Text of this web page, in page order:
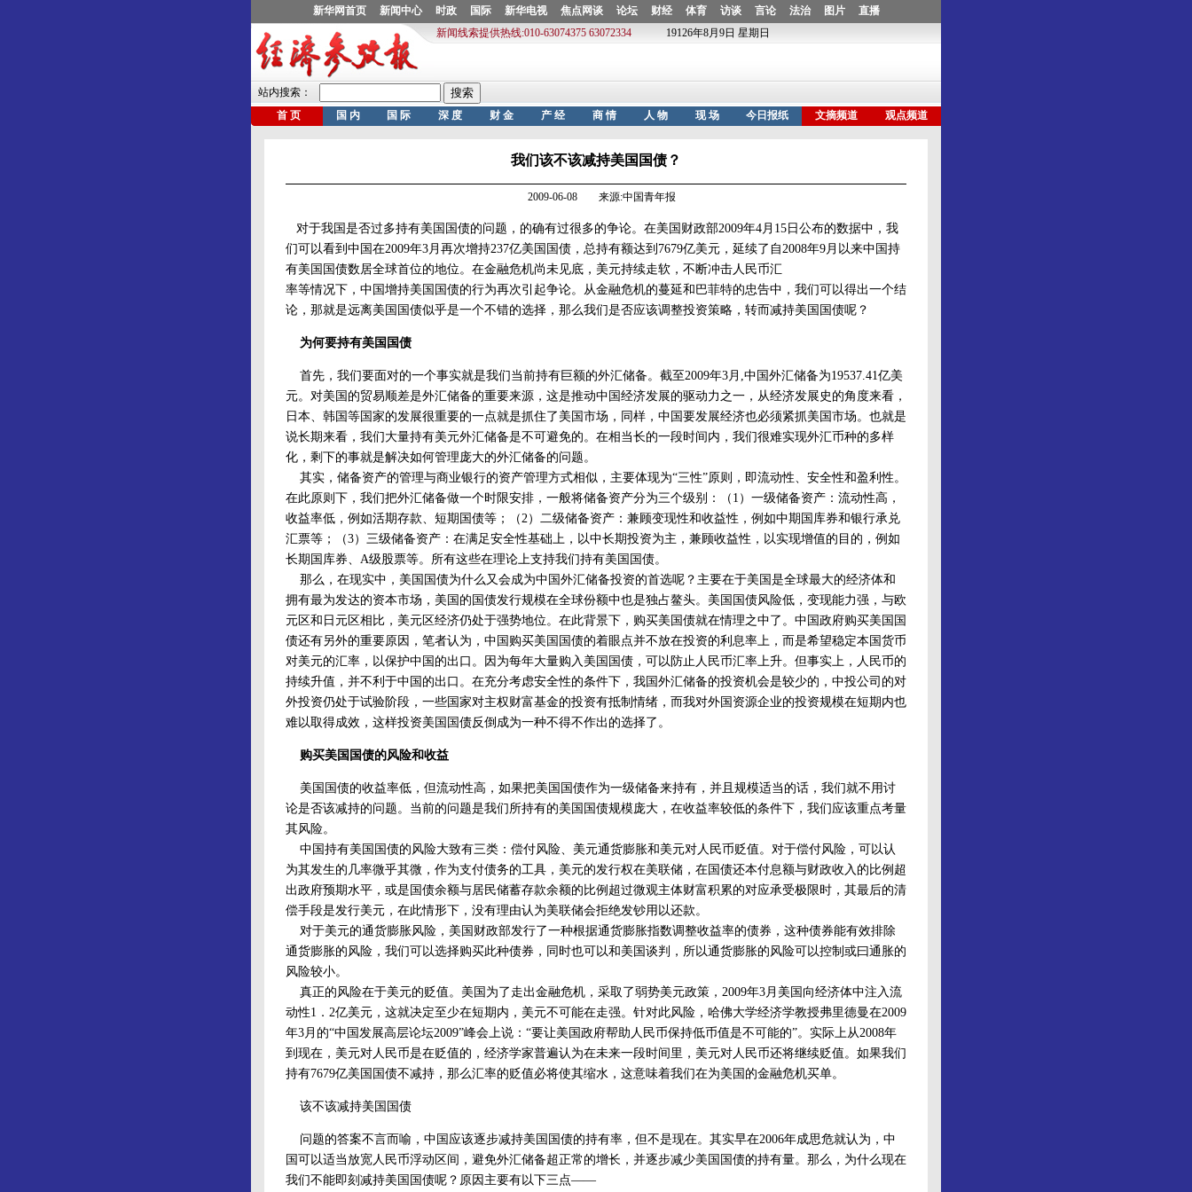
我们该不该减持美国国债？
2009-06-08 来源:中国青年报
对于我国是否过多持有美国国债的问题，的确有过很多的争论。在美国财政部2009年4月15日公布的数据中，我
们可以看到中国在2009年3月再次增持237亿美国国债，总持有额达到7679亿美元，延续了自2008年9月以来中国持
有美国国债数居全球首位的地位。在金融危机尚未见底，美元持续走软，不断冲击人民币汇
率等情况下，中国增持美国国债的行为再次引起争论。从金融危机的蔓延和巴菲特的忠告中，我们可以得出一个结
论，那就是远离美国国债似乎是一个不错的选择，那么我们是否应该调整投资策略，转而减持美国国债呢？
为何要持有美国国债
首先，我们要面对的一个事实就是我们当前持有巨额的外汇储备。截至2009年3月,中国外汇储备为19537.41亿美
元。对美国的贸易顺差是外汇储备的重要来源，这是推动中国经济发展的驱动力之一，从经济发展史的角度来看，
日本、韩国等国家的发展很重要的一点就是抓住了美国市场，同样，中国要发展经济也必须紧抓美国市场。也就是
说长期来看，我们大量持有美元外汇储备是不可避免的。在相当长的一段时间内，我们很难实现外汇币种的多样
化，剩下的事就是解决如何管理庞大的外汇储备的问题。
其实，储备资产的管理与商业银行的资产管理方式相似，主要体现为“三性”原则，即流动性、安全性和盈利性。
在此原则下，我们把外汇储备做一个时限安排，一般将储备资产分为三个级别：（1）一级储备资产：流动性高，
收益率低，例如活期存款、短期国债等；（2）二级储备资产：兼顾变现性和收益性，例如中期国库券和银行承兑
汇票等；（3）三级储备资产：在满足安全性基础上，以中长期投资为主，兼顾收益性，以实现增值的目的，例如
长期国库券、A级股票等。所有这些在理论上支持我们持有美国国债。
那么，在现实中，美国国债为什么又会成为中国外汇储备投资的首选呢？主要在于美国是全球最大的经济体和
拥有最为发达的资本市场，美国的国债发行规模在全球份额中也是独占鳌头。美国国债风险低，变现能力强，与欧
元区和日元区相比，美元区经济仍处于强势地位。在此背景下，购买美国债就在情理之中了。中国政府购买美国国
债还有另外的重要原因，笔者认为，中国购买美国国债的着眼点并不放在投资的利息率上，而是希望稳定本国货币
对美元的汇率，以保护中国的出口。因为每年大量购入美国国债，可以防止人民币汇率上升。但事实上，人民币的
持续升值，并不利于中国的出口。在充分考虑安全性的条件下，我国外汇储备的投资机会是较少的，中投公司的对
外投资仍处于试验阶段，一些国家对主权财富基金的投资有抵制情绪，而我对外国资源企业的投资规模在短期内也
难以取得成效，这样投资美国国债反倒成为一种不得不作出的选择了。
购买美国国债的风险和收益
美国国债的收益率低，但流动性高，如果把美国国债作为一级储备来持有，并且规模适当的话，我们就不用讨
论是否该减持的问题。当前的问题是我们所持有的美国国债规模庞大，在收益率较低的条件下，我们应该重点考量
其风险。
中国持有美国国债的风险大致有三类：偿付风险、美元通货膨胀和美元对人民币贬值。对于偿付风险，可以认
为其发生的几率微乎其微，作为支付债务的工具，美元的发行权在美联储，在国债还本付息额与财政收入的比例超
出政府预期水平，或是国债余额与居民储蓄存款余额的比例超过微观主体财富积累的对应承受极限时，其最后的清
偿手段是发行美元，在此情形下，没有理由认为美联储会拒绝发钞用以还款。
对于美元的通货膨胀风险，美国财政部发行了一种根据通货膨胀指数调整收益率的债券，这种债券能有效排除
通货膨胀的风险，我们可以选择购买此种债券，同时也可以和美国谈判，所以通货膨胀的风险可以控制或曰通胀的
风险较小。
真正的风险在于美元的贬值。美国为了走出金融危机，采取了弱势美元政策，2009年3月美国向经济体中注入流
动性1．2亿美元，这就决定至少在短期内，美元不可能在走强。针对此风险，哈佛大学经济学教授弗里德曼在2009
年3月的“中国发展高层论坛2009”峰会上说：“要让美国政府帮助人民币保持低币值是不可能的”。实际上从2008年
到现在，美元对人民币是在贬值的，经济学家普遍认为在未来一段时间里，美元对人民币还将继续贬值。如果我们
持有7679亿美国国债不减持，那么汇率的贬值必将使其缩水，这意味着我们在为美国的金融危机买单。
该不该减持美国国债
问题的答案不言而喻，中国应该逐步减持美国国债的持有率，但不是现在。其实早在2006年成思危就认为，中
国可以适当放宽人民币浮动区间，避免外汇储备超正常的增长，并逐步减少美国国债的持有量。那么，为什么现在
我们不能即刻减持美国国债呢？原因主要有以下三点——